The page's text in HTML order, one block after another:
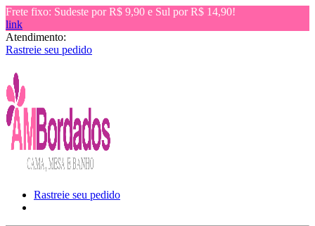
Frete fixo: Sudeste por R$ 9,90 e Sul por R$ 14,90!
link
Atendimento:
Rastreie seu pedido
Rastreie seu pedido